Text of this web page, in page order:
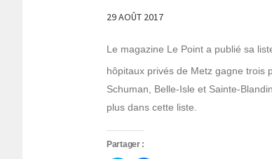
29 AOÛT 2017
Le magazine Le Point a publié sa
hôpitaux privés de Metz gagne trois
Schuman, Belle-Isle et Sainte-
plus dans cette liste.
Partager :